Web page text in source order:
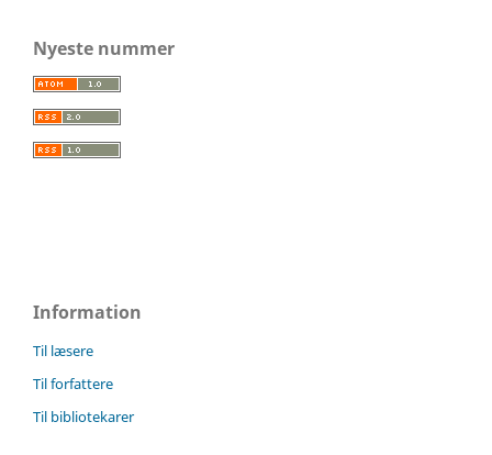
Nyeste nummer
Information
Til læsere
Til forfattere
Til bibliotekarer